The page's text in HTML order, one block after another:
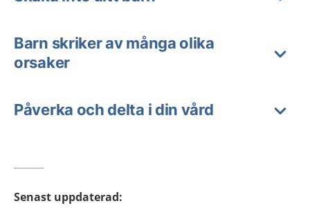
Barn skriker av många olika
orsaker
Påverka och delta i din vård
Senast uppdaterad: